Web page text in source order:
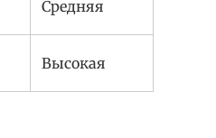
Средняя
Высокая